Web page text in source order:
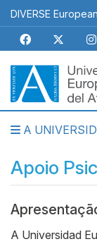
Pular
para
conteúdo
principal
DIVERSE
principal
A
Apoio
Body
A Universidad